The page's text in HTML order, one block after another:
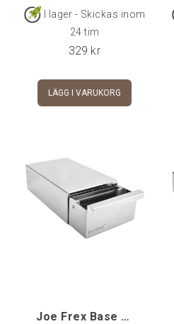
tömning/rengöring.Höjd
ca 10 cmdiameter 11
I lager - Skickas inom
24 tim
329 kr
LÄGG I VARUKORG
Joe Frex Base Drawer, Small [dmini]